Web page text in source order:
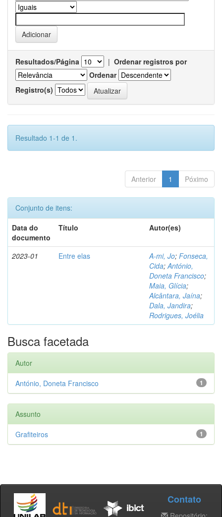
Resultados/Página | Ordenar registros por
Ordenar
Registro(s)
Resultado 1-1 de 1.
Anterior 1 Póximo
Conjunto de itens:
Data do
documento
Título Autor(es)
2023-01 Entre elas A-mi, Jo; Fonseca,
Cida;António,
Doneta Francisco;
Maia, Glícia;
Alcântara, Jaína;
Dala, Jandira;
Rodrigues, Joélia
Busca facetada
Autor
1
António, Doneta Francisco
Assunto
1
Grafiteiros
Contato